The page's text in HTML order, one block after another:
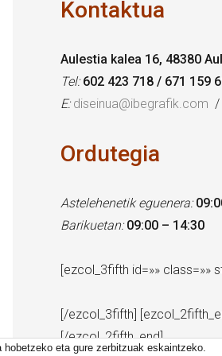
Kontaktua
Aulestia kalea 16, 48380
Tel: 602 423 718 / 671 159
E: diseinua@ibegrafik.com /
Ordutegia
Astelehenetik eguenera:
Barikuetan: 09:00 – 14:30
[ezcol_3fifth id=»» class=»»
[/ezcol_3fifth]
[/ezcol_2fifth_end]
eta gure zerbitzuak eskaintzeko.